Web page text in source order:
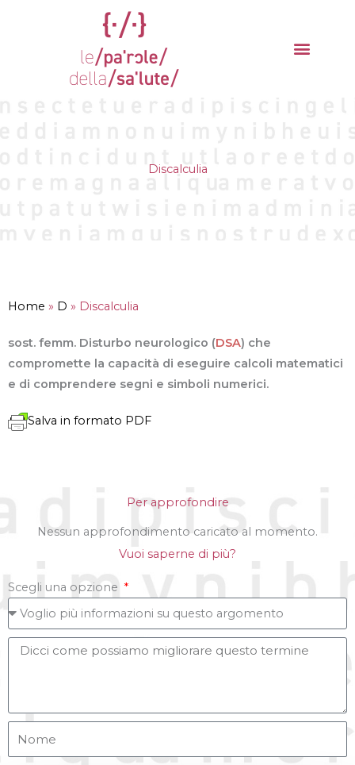
Discalculia
Home » D » Discalculia
sost. femm. Disturbo neurologico (DSA) che
compromette la capacità di eseguire calcoli matematici
e di comprendere segni e simboli numerici.
Salva in formato PDF
Per approfondire
Nessun approfondimento caricato al momento.
Vuoi saperne di più?
Scegli una opzione